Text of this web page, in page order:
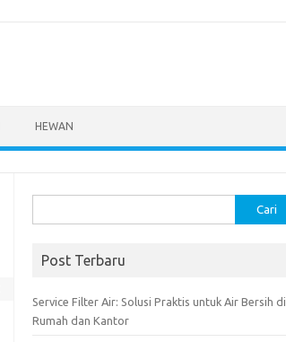
HEWAN
untuk:
Post Terbaru
Service Filter Air: Solusi Praktis untuk Air Bersih di
Rumah dan Kantor